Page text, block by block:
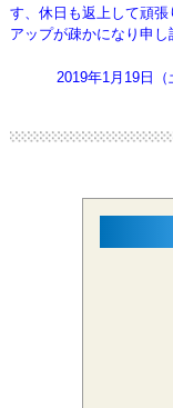
す、休日も返上して頑張
アップが疎かになり申
2019年1月19日